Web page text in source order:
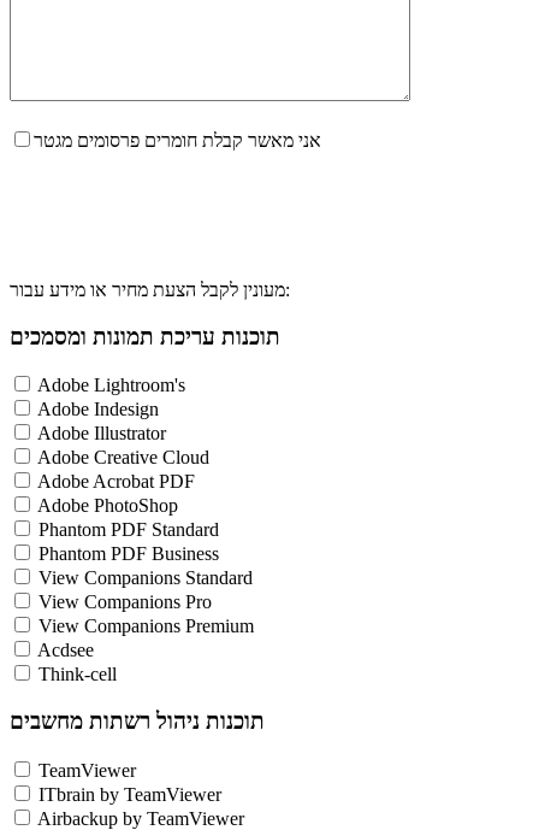
אני מאשר קבלת חומרים פרסומים מגטר
מעונין לקבל הצעת מחיר או מידע עבור:
תוכנות עריכת תמונות ומסמכים
Adobe Lightroom's
Adobe Indesign
Adobe Illustrator
Adobe Creative Cloud
Adobe Acrobat PDF
Adobe PhotoShop
Phantom PDF Standard
Phantom PDF Business
View Companions Standard
View Companions Pro
View Companions Premium
Acdsee
Think-cell
תוכנות ניהול רשתות מחשבים
TeamViewer
ITbrain by TeamViewer
Airbackup by TeamViewer